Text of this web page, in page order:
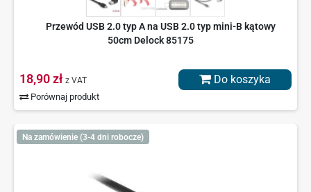
Przewód USB 2.0 typ A na USB 2.0 typ mini-B kątowy
50cm Delock 85175
18,90 zł z VAT
Porównaj produkt
Do koszyka
Na zamówienie (3-4 dni robocze)